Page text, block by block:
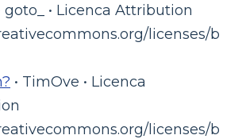
goto_ • Licenca Attribution
licenses/b
• TimOve • Licenca
licenses/b